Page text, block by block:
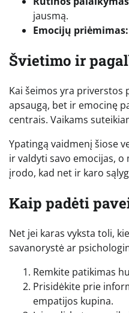
jausmą.
Emocijų priėmimas:
Švietimo ir
Kai šeimos yra priverstos
apsaugą, bet ir emocinę
centrais. Vaikams
Ypatingą vaidmenį šiose
ir valdyti savo emocijas,
įrodo, kad net ir karo
Kaip padėti
Net jei karas vyksta toli,
savanorystė ar
Remkite patikimas
Prisidėkite prie
empatijos kupina.